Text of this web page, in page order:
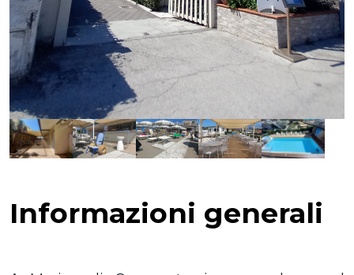
Informazioni generali